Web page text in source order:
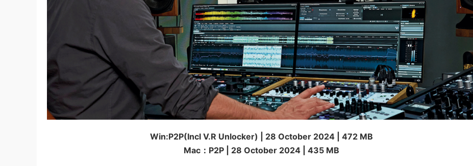
Win:P2P(Incl V.R Unlocker) | 28 October 2024 | 472 MB
Mac：P2P | 28 October 2024 | 435 MB